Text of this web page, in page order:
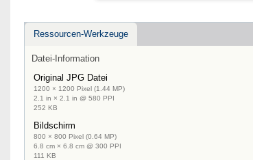
Ressourcen-Werkzeuge
Datei-Information
Original JPG Datei
1200 × 1200 Pixel (1.44 MP)
2.1 in × 2.1 in @ 580 PPI
252 KB
Bildschirm
800 × 800 Pixel (0.64 MP)
6.8 cm × 6.8 cm @ 300 PPI
111 KB